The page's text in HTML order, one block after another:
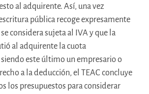
al adquirente. Así, una vez
pública recoge expresamente
considera sujeta al IVA y que la
al adquirente la cuota
este último un empresario o
a la deducción, el TEAC concluye
los presupuestos para considerar